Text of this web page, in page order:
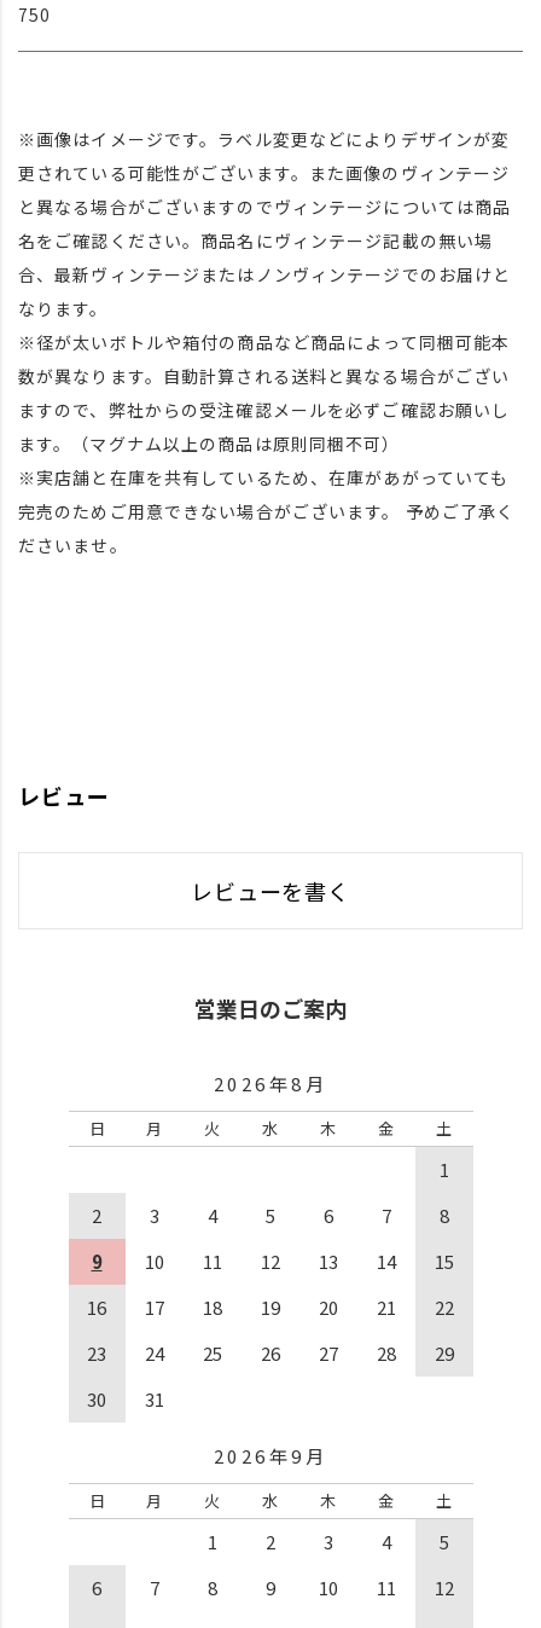
750
※画像はイメージです。ラベル変更などによりデザインが変
更されている可能性がございます。また画像のヴィンテージ
と異なる場合がございますのでヴィンテージについては商品
名をご確認ください。商品名にヴィンテージ記載の無い場
合、最新ヴィンテージまたはノンヴィンテージでのお届けと
なります。
※径が太いボトルや箱付の商品など商品によって同梱可能本
数が異なります。自動計算される送料と異なる場合がござい
ますので、弊社からの受注確認メールを必ずご確認お願いし
ます。（マグナム以上の商品は原則同梱不可）
※実店舗と在庫を共有しているため、在庫があがっていても
完売のためご用意できない場合がございます。 予めご了承く
ださいませ。
レビュー
レビューを書く
営業日のご案内
2026年8月
日 月 火 水 木 金 土
1
2
3 4 5 6 7
8
9
10 11 12 13 14
15
16
17 18 19 20 21
22
23
24 25 26 27 28
29
30
31
2026年9月
日 月 火 水 木 金 土
1 2 3 4
5
6
7 8 9 10 11
12